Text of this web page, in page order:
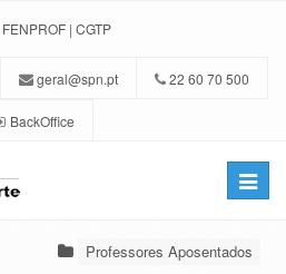
FENPROF | CGTP
geral@spn.pt 22 60 70 500
BackOffice
Toggle
Professores Aposentados